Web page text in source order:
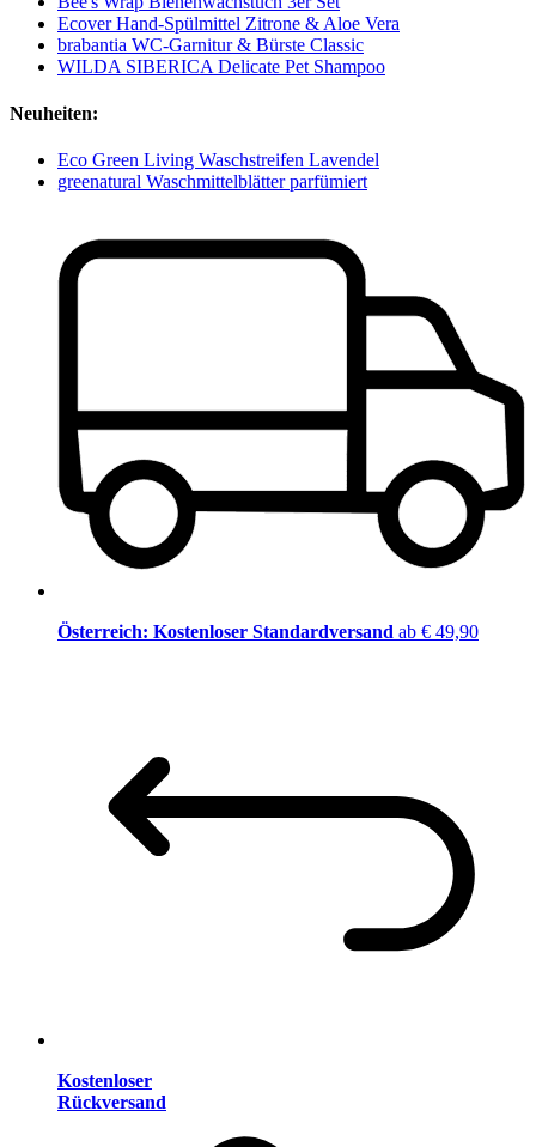
Ecover Hand-Spülmittel Zitrone & Aloe Vera
brabantia WC-Garnitur & Bürste Classic
WILDA SIBERICA Delicate Pet Shampoo
Neuheiten:
Eco Green Living Waschstreifen Lavendel
greenatural Waschmittelblätter parfümiert
Österreich: Kostenloser Standardversand ab € 49,90
Kostenloser
Rückversand